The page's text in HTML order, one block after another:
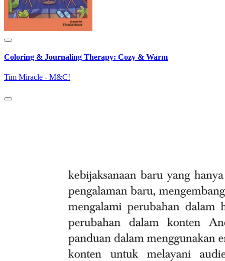
Coloring & Journaling Therapy: Cozy & Warm
Tim Miracle - M&C!